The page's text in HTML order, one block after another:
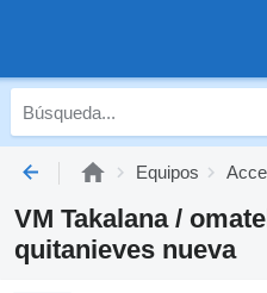
Equipos
VM Takalana /
quitanieves nueva